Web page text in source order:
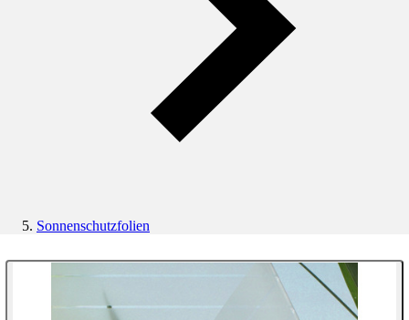
Sonnenschutzfolien